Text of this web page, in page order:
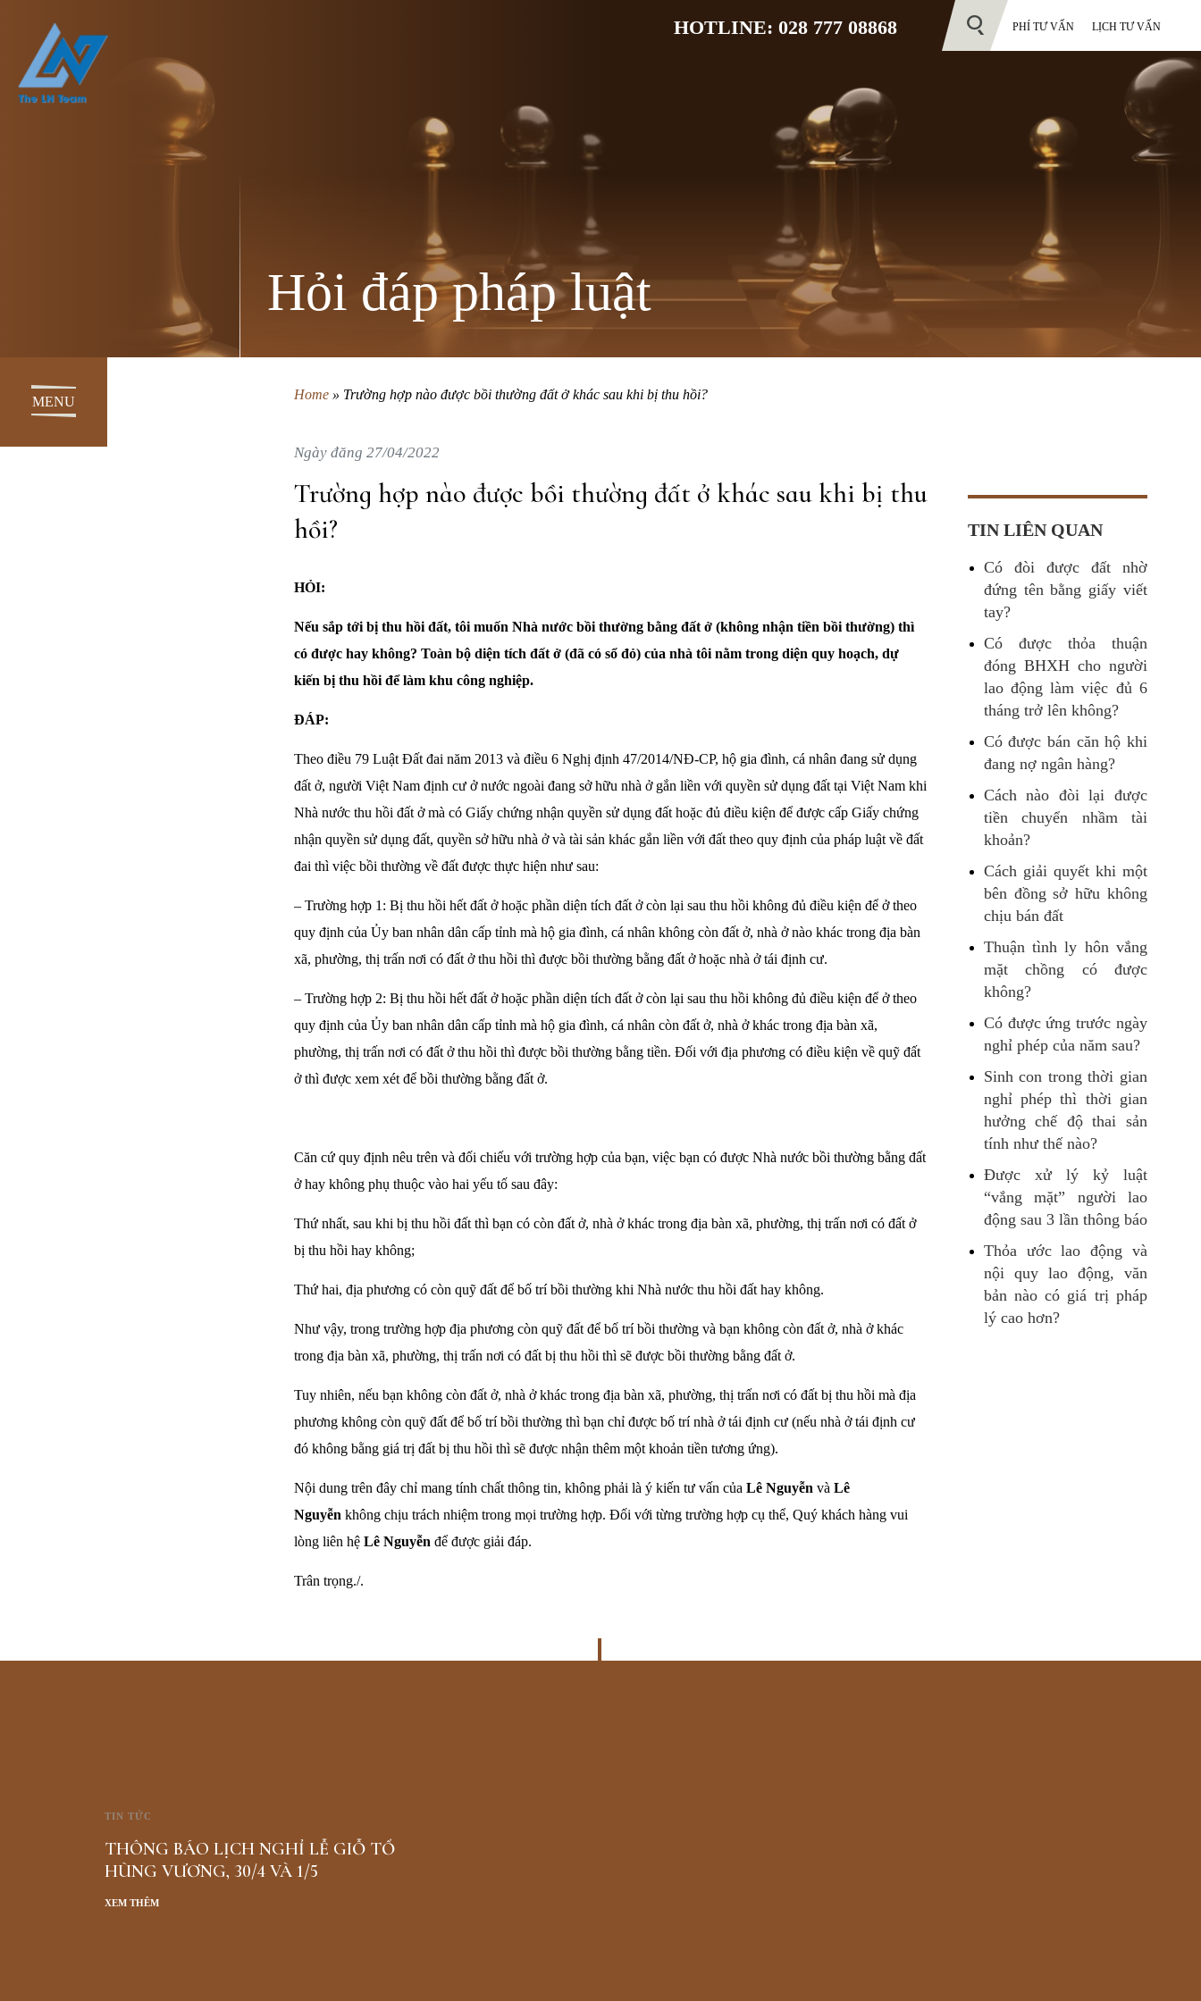
HOTLINE: 028 777 08868 PHÍ TƯ VẤN LỊCH TƯ VẤN
Hỏi đáp pháp luật
MENU Home» Trường hợp nào được bồi thường đất ở khác sau khi bị thu hồi?
Ngày đăng 27/04/2022
Trường hợp nào được bồi thường đất ở khác sau khi bị thu
hồi?
HỎI:
Nếu sắp tới bị thu hồi đất, tôi muốn Nhà nước bồi thường bằng đất ở (không nhận tiền bồi thường) thì
có được hay không? Toàn bộ diện tích đất ở (đã có sổ đỏ) của nhà tôi nằm trong diện quy hoạch, dự
kiến bị thu hồi để làm khu công nghiệp.
ĐÁP:
Theo điều 79 Luật Đất đai năm 2013 và điều 6 Nghị định 47/2014/NĐ-CP, hộ gia đình, cá nhân đang sử dụng
đất ở, người Việt Nam định cư ở nước ngoài đang sở hữu nhà ở gắn liền với quyền sử dụng đất tại Việt Nam khi
Nhà nước thu hồi đất ở mà có Giấy chứng nhận quyền sử dụng đất hoặc đủ điều kiện để được cấp Giấy chứng
nhận quyền sử dụng đất, quyền sở hữu nhà ở và tài sản khác gắn liền với đất theo quy định của pháp luật về đất
đai thì việc bồi thường về đất được thực hiện như sau:
– Trường hợp 1: Bị thu hồi hết đất ở hoặc phần diện tích đất ở còn lại sau thu hồi không đủ điều kiện để ở theo
quy định của Ủy ban nhân dân cấp tỉnh mà hộ gia đình, cá nhân không còn đất ở, nhà ở nào khác trong địa bàn
xã, phường, thị trấn nơi có đất ở thu hồi thì được bồi thường bằng đất ở hoặc nhà ở tái định cư.
– Trường hợp 2: Bị thu hồi hết đất ở hoặc phần diện tích đất ở còn lại sau thu hồi không đủ điều kiện để ở theo
quy định của Ủy ban nhân dân cấp tỉnh mà hộ gia đình, cá nhân còn đất ở, nhà ở khác trong địa bàn xã,
phường, thị trấn nơi có đất ở thu hồi thì được bồi thường bằng tiền. Đối với địa phương có điều kiện về quỹ đất
ở thì được xem xét để bồi thường bằng đất ở.
Căn cứ quy định nêu trên và đối chiếu với trường hợp của bạn, việc bạn có được Nhà nước bồi thường bằng đất
ở hay không phụ thuộc vào hai yếu tố sau đây:
Thứ nhất, sau khi bị thu hồi đất thì bạn có còn đất ở, nhà ở khác trong địa bàn xã, phường, thị trấn nơi có đất ở
bị thu hồi hay không;
Thứ hai, địa phương có còn quỹ đất để bố trí bồi thường khi Nhà nước thu hồi đất hay không.
Như vậy, trong trường hợp địa phương còn quỹ đất để bố trí bồi thường và bạn không còn đất ở, nhà ở khác
trong địa bàn xã, phường, thị trấn nơi có đất bị thu hồi thì sẽ được bồi thường bằng đất ở.
Tuy nhiên, nếu bạn không còn đất ở, nhà ở khác trong địa bàn xã, phường, thị trấn nơi có đất bị thu hồi mà địa
phương không còn quỹ đất để bố trí bồi thường thì bạn chỉ được bố trí nhà ở tái định cư (nếu nhà ở tái định cư
đó không bằng giá trị đất bị thu hồi thì sẽ được nhận thêm một khoản tiền tương ứng).
Nội dung trên đây chỉ mang tính chất thông tin, không phải là ý kiến tư vấn của Lê Nguyễn và Lê
Nguyễn không chịu trách nhiệm trong mọi trường hợp. Đối với từng trường hợp cụ thể, Quý khách hàng vui
lòng liên hệ Lê Nguyễn để được giải đáp.
Trân trọng./.
TIN LIÊN QUAN
Có đòi được đất nhờ
đứng tên bằng giấy viết
tay?
Có được thỏa thuận
đóng BHXH cho người
lao động làm việc đủ 6
tháng trở lên không?
Có được bán căn hộ khi
đang nợ ngân hàng?
Cách nào đòi lại được
tiền chuyển nhầm tài
khoản?
Cách giải quyết khi một
bên đồng sở hữu không
chịu bán đất
Thuận tình ly hôn vắng
mặt chồng có được
không?
Có được ứng trước ngày
nghỉ phép của năm sau?
Sinh con trong thời gian
nghỉ phép thì thời gian
hưởng chế độ thai sản
tính như thế nào?
Được xử lý kỷ luật
“vắng mặt” người lao
động sau 3 lần thông báo
Thỏa ước lao động và
nội quy lao động, văn
bản nào có giá trị pháp
lý cao hơn?
TIN TỨC
THÔNG BÁO LỊCH NGHỈ LỄ GIỖ TỔ
HÙNG VƯƠNG, 30/4 VÀ 1/5
XEM THÊM